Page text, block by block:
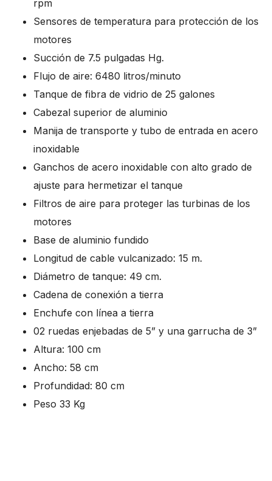
rpm
Sensores de temperatura para protección de los
motores
Succión de 7.5 pulgadas Hg.
Flujo de aire: 6480 litros/minuto
Tanque de fibra de vidrio de 25 galones
Cabezal superior de aluminio
Manija de transporte y tubo de entrada en acero
inoxidable
Ganchos de acero inoxidable con alto grado de
ajuste para hermetizar el tanque
Filtros de aire para proteger las turbinas de los
motores
Base de aluminio fundido
Longitud de cable vulcanizado: 15 m.
Diámetro de tanque: 49 cm.
Cadena de conexión a tierra
Enchufe con línea a tierra
02 ruedas enjebadas de 5” y una garrucha de 3”
Altura: 100 cm
Ancho: 58 cm
Profundidad: 80 cm
Peso 33 Kg